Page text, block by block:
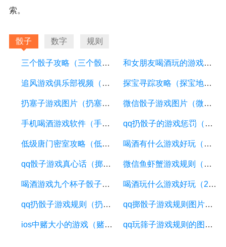
索。
骰子 数字 规则
三个骰子攻略（三个骰子攻略大全） 和女朋友喝酒玩的游戏（和女朋友喝酒时玩的游戏）
追风游戏俱乐部视频（追风娱乐有限公司） 探宝寻踪攻略（探宝地点）
扔塞子游戏图片（扔塞子怎么扔到6） 微信骰子游戏图片（微信骰子游戏图片规则）
手机喝酒游戏软件（手机app喝酒游戏有哪些） qq扔骰子的游戏惩罚（掷骰子游戏惩罚）
低级唐门密室攻略（低级唐门密室汉唐机关不见了） 喝酒有什么游戏好玩（喝酒有什么游戏好玩的）
qq骰子游戏真心话（掷骰子真心话大冒险1到6惩罚图片） 微信鱼虾蟹游戏规则（微信鱼虾蟹能不能开挂）
喝酒游戏九个杯子骰子（喝酒游戏九个杯子骰子是什么） 喝酒玩什么游戏好玩（2人3人4人可以玩的游戏）
qq扔骰子游戏规则（扔骰子必胜技巧） qq掷骰子游戏规则图片（掷骰子有没有技巧）
ios中赌大小的游戏（赌博苹果机怎么玩） qq玩筛子游戏规则的图（里面玩骰子游戏）